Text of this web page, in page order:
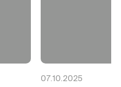
07.10.2025